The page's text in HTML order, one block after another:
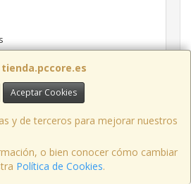
Aceptar Cookies
y de terceros para mejorar nuestros
o bien conocer cómo cambiar
Política de Cookies.
Córdoba, España. - C.I.F.: B56097777 -